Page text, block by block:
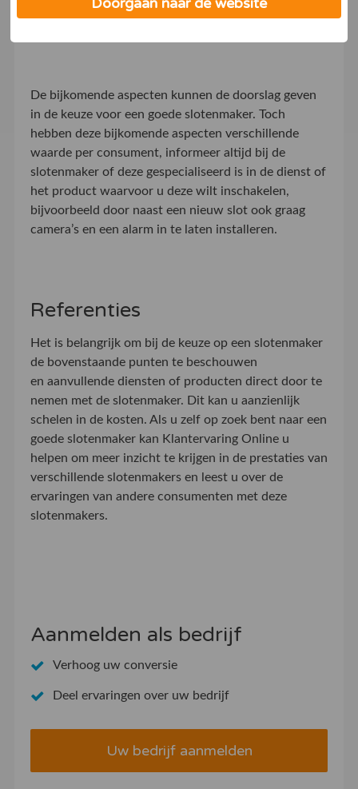
Extra beveiligingsinstallaties
De bijkomende aspecten kunnen de doorslag geven
in de keuze voor een goede slotenmaker. Toch
hebben deze bijkomende aspecten verschillende
waarde per consument, informeer altijd bij de
slotenmaker of deze gespecialiseerd is in de dienst of
het product waarvoor u deze wilt inschakelen,
bijvoorbeeld door naast een nieuw slot ook graag
camera’s en een alarm in te laten installeren.
Referenties
Het is belangrijk om bij de keuze op een slotenmaker
de bovenstaande punten te beschouwen
en aanvullende diensten of producten direct door te
nemen met de slotenmaker. Dit kan u aanzienlijk
schelen in de kosten. Als u zelf op zoek bent naar een
goede slotenmaker kan Klantervaring Online u
helpen om meer inzicht te krijgen in de prestaties van
verschillende slotenmakers en leest u over de
ervaringen van andere consumenten met deze
slotenmakers.
Aanmelden als bedrijf
Verhoog uw conversie
Deel ervaringen over uw bedrijf
Uw bedrijf aanmelden